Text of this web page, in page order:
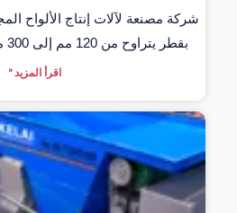
شركة مصنعة لآلات إنتاج الألواح
بقطر يتراوح من 120 مم إلى 300 مم | Kelai Machinery
اقرأ المزيد "